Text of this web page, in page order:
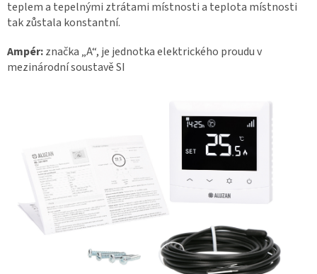
teplem a tepelnými ztrátami místnosti a teplota místnosti
tak zůstala konstantní.
Ampér:značka „A“, je jednotka elektrického proudu v
mezinárodní soustavě SI